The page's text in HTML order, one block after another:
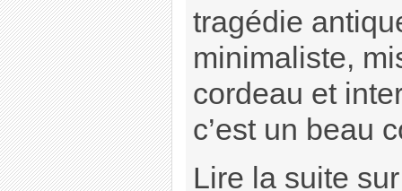
tragédie
minimaliste,
cordeau et
c’est un beau
Lire la suite